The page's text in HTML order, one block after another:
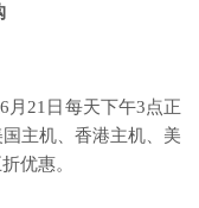
月21日每天下午3点正
主机、香港主机、美
优惠。